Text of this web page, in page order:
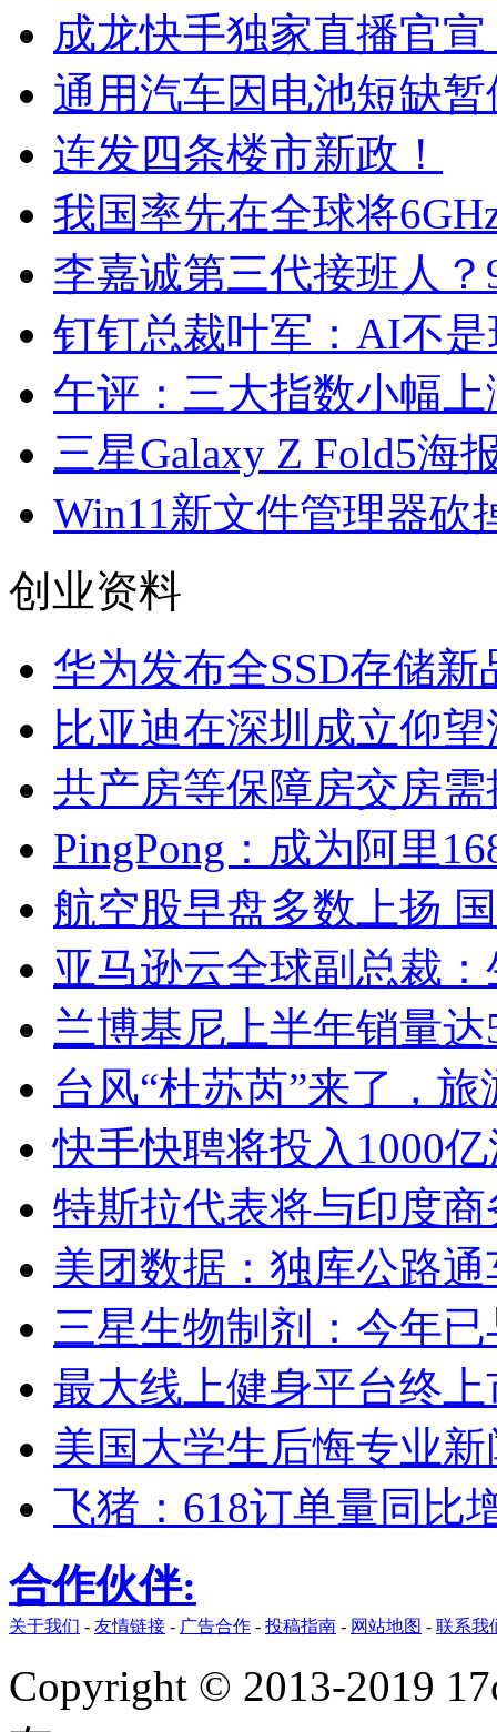
成龙快手独家直播官
通用汽车因电池短缺
连发四条楼市新政！
我国率先在全球将
李嘉诚第三代接班人
钉钉总裁叶军：AI不
午评：三大指数小幅
三星Galaxy Z Fold5海
Win11新文件管理器砍
创业资料
华为发布全SSD存储
比亚迪在深圳成立仰
共产房等保障房交房
PingPong：成为阿里
航空股早盘多数上扬
亚马逊云全球副总裁
兰博基尼上半年销量
台风“杜苏芮”来了，
快手快聘将投入1000
特斯拉代表将与印度
美团数据：独库公路
三星生物制剂：今年
最大线上健身平台终
美国大学生后悔专业
飞猪：618订单量同比
合作伙伴:
关于我们 - 友情链接 - 广告合作 - 投稿指南 - 网站地图 - 联系我
Copyright © 2013-2019